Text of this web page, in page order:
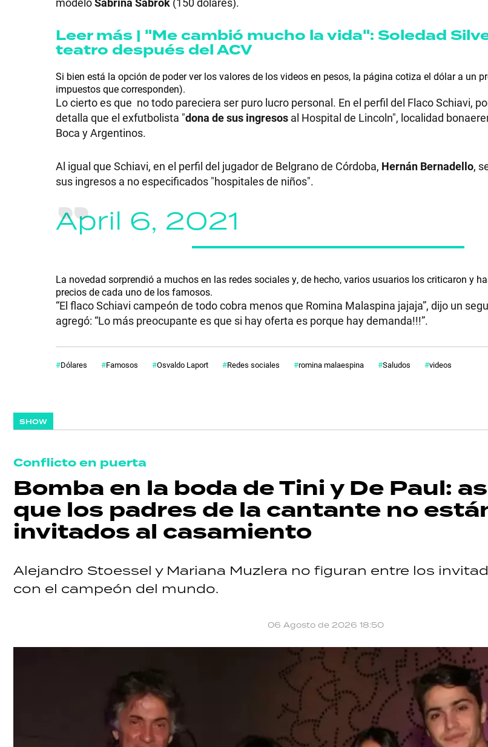
Leer más | "Me cambió mucho la vida": Soledad
teatro después del ACV
Si bien está la opción de poder ver los valores de los videos en pesos, la página cotiza el dólar a un
impuestos que corresponden).
Lo cierto es que no todo pareciera ser puro lucro personal. En el perfil del Flaco Schiavi,
detalla que el exfutbolista "dona de sus ingresos al Hospital de Lincoln", localidad
Boca y Argentinos.
Al igual que Schiavi, en el perfil del jugador de Belgrano de Córdoba, Hernán Bernadello,
sus ingresos a no especificados "hospitales de niños".
April 6, 2021
La novedad sorprendió a muchos en las redes sociales y, de hecho, varios usuarios los criticaron y
precios de cada uno de los famosos.
“El flaco Schiavi campeón de todo cobra menos que Romina Malaspina jajaja”, dijo un
agregó: “Lo más preocupante es que si hay oferta es porque hay demanda!!!”.
Dólares Famosos Osvaldo Laport Redes sociales romina malaespina Saludos videos
SHOW
Conflicto en puerta
Bomba en la boda de Tini y De Paul:
que los padres de la cantante no
invitados al casamiento
Alejandro Stoessel y Mariana Muzlera no figuran entre los
con el campeón del mundo.
06 Agosto de 2026 18:50
SALUD
DEPORTES
TECNOLOGÍA